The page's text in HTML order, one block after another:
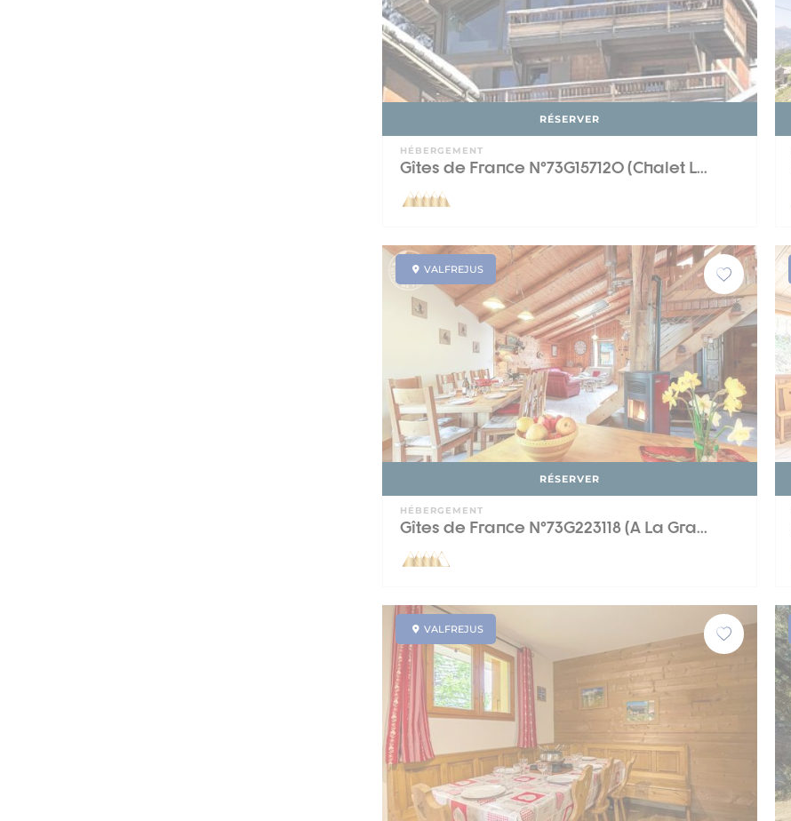
RÉSERVER
HÉBERGEMENT
Gîtes de France N°73G157120 (Chalet L...
VALFREJUS
RÉSERVER
HÉBERGEMENT
Gîtes de France N°73G223118 (A La Gra...
VALFREJUS